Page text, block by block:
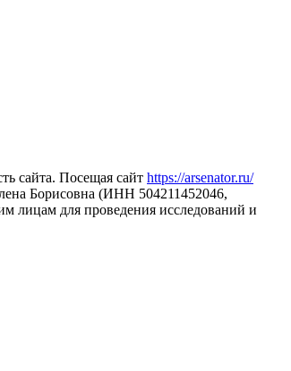
сайта. Посещая сайт https://arsenator.ru/
Борисовна (ИНН 504211452046,
лицам для проведения исследований и